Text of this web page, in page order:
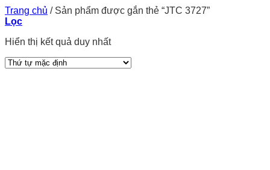
Trang chủ /Sản phẩm được gắn thẻ “JTC 3727”
Lọc
Hiển thị kết quả duy nhất